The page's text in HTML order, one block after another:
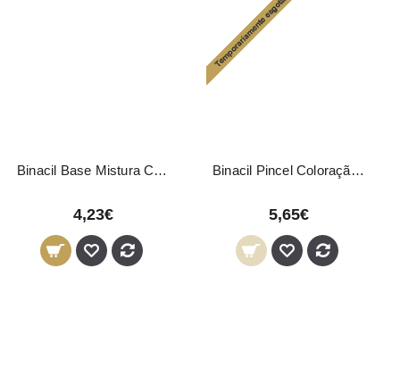
Binacil Base Mistura Coloração Pestanas e Sobrancelhas 50 Unidades
4,23€
Binacil Pincel Coloração Pestanas
5,65€